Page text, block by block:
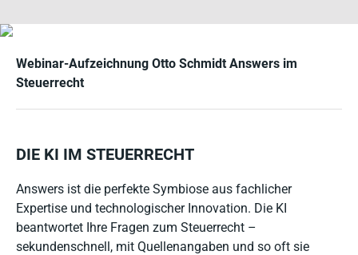
Webinar-Aufzeichnung Otto Schmidt Answers im
Steuerrecht
DIE KI IM STEUERRECHT
Answers ist die perfekte Symbiose aus fachlicher
Expertise und technologischer Innovation. Die KI
beantwortet Ihre Fragen zum Steuerrecht –
sekundenschnell, mit Quellenangaben und so oft sie